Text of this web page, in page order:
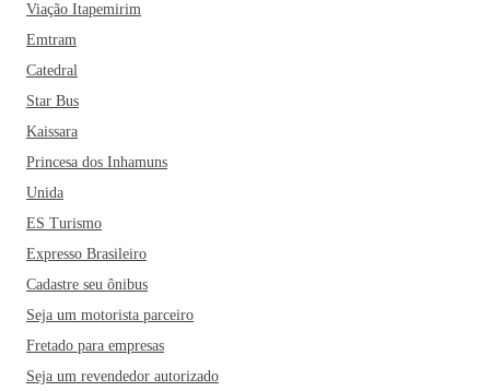
Viação Itapemirim
Emtram
Catedral
Star Bus
Kaissara
Princesa dos Inhamuns
Unida
ES Turismo
Expresso Brasileiro
Cadastre seu ônibus
Seja um motorista parceiro
Fretado para empresas
Seja um revendedor autorizado